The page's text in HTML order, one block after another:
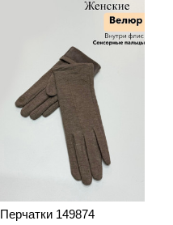
Перчатки 149874